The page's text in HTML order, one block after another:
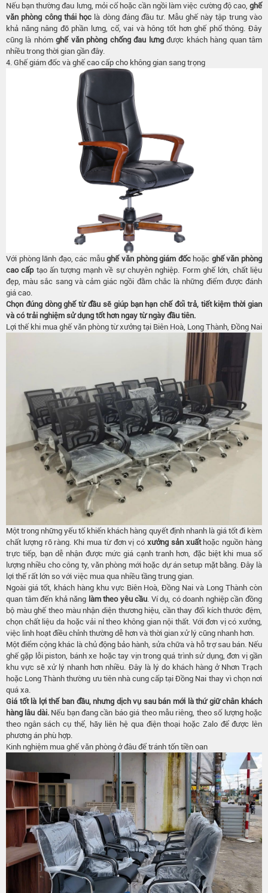
Nếu bạn thường đau lưng, mỏi cổ hoặc cần ngồi làm việc cường độ cao, ghế
văn phòng công thái học là dòng đáng đầu tư. Mẫu ghế này tập trung vào
khả năng nâng đỡ phần lưng, cổ, vai và hông tốt hơn ghế phổ thông. Đây
cũng là nhómghế văn phòng chống đau lưngđược khách hàng quan tâm
nhiều trong thời gian gần đây.
4. Ghế giám đốc và ghế cao cấp cho không gian sang trọng
Với phòng lãnh đạo, các mẫughế văn phòng giám đốchoặc ghế văn phòng
cao cấptạo ấn tượng mạnh về sự chuyên nghiệp. Form ghế lớn, chất liệu
đẹp, màu sắc sang và cảm giác ngồi đằm chắc là những điểm được đánh
giá cao.
Chọn đúng dòng ghế từ đầu sẽ giúp bạn hạn chế đổi trả, tiết kiệm thời gian
và có trải nghiệm sử dụng tốt hơn ngay từ ngày đầu tiên.
Lợi thế khi mua ghế văn phòng từ xưởng tại Biên Hoà, Long Thành, Đồng Nai
Một trong những yếu tố khiến khách hàng quyết định nhanh là giá tốt đi kèm
chất lượng rõ ràng. Khi mua từ đơn vị có xưởng sản xuấthoặc nguồn hàng
trực tiếp, bạn dễ nhận được mức giá cạnh tranh hơn, đặc biệt khi mua số
lượng nhiều cho công ty, văn phòng mới hoặc dự án setup mặt bằng. Đây là
lợi thế rất lớn so với việc mua qua nhiều tầng trung gian.
Ngoài giá tốt, khách hàng khu vực Biên Hoà, Đồng Nai và Long Thành còn
quan tâm đến khả năng làm theo yêu cầu. Ví dụ, có doanh nghiệp cần đồng
bộ màu ghế theo màu nhận diện thương hiệu, cần thay đổi kích thước đệm,
chọn chất liệu da hoặc vải nỉ theo không gian nội thất. Với đơn vị có xưởng,
việc linh hoạt điều chỉnh thường dễ hơn và thời gian xử lý cũng nhanh hơn.
Một điểm cộng khác là chủ động bảo hành, sửa chữa và hỗ trợ sau bán. Nếu
ghế gặp lỗi piston, bánh xe hoặc tay vịn trong quá trình sử dụng, đơn vị gần
khu vực sẽ xử lý nhanh hơn nhiều. Đây là lý do khách hàng ở Nhơn Trạch
hoặc Long Thành thường ưu tiên nhà cung cấp tại Đồng Nai thay vì chọn nơi
quá xa.
Giá tốt là lợi thế ban đầu, nhưng dịch vụ sau bán mới là thứ giữ chân khách
hàng lâu dài.Nếu bạn đang cần báo giá theo mẫu riêng, theo số lượng hoặc
theo ngân sách cụ thể, hãy liên hệ qua điện thoại hoặc Zalo để được lên
phương án phù hợp.
Kinh nghiệm mua ghế văn phòng ở đâu để tránh tốn tiền oan